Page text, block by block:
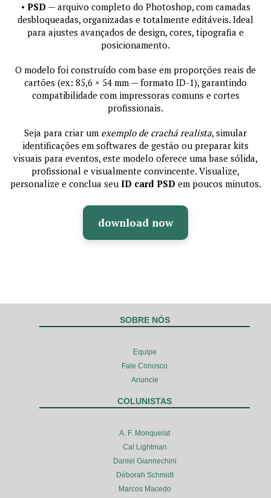
• PSD — arquivo completo do Photoshop, com camadas
desbloqueadas, organizadas e totalmente editáveis. Ideal
para ajustes avançados de design, cores, tipografia e
posicionamento.
O modelo foi construído com base em proporções reais de
cartões (ex: 85,6 × 54 mm — formato ID-1), garantindo
compatibilidade com impressoras comuns e cortes
profissionais.
Seja para criar um exemplo de crachá realista, simular
identificações em softwares de gestão ou preparar kits
visuais para eventos, este modelo oferece uma base sólida,
profissional e visualmente convincente. Visualize,
personalize e conclua seu ID card PSD em poucos minutos.
download now
SOBRE NÓS
Equipe
Fale Conosco
Anuncie
COLUNISTAS
A. F. Monquelat
Cal Lightman
Daniel Giannechini
Déborah Schmidt
Marcos Macedo